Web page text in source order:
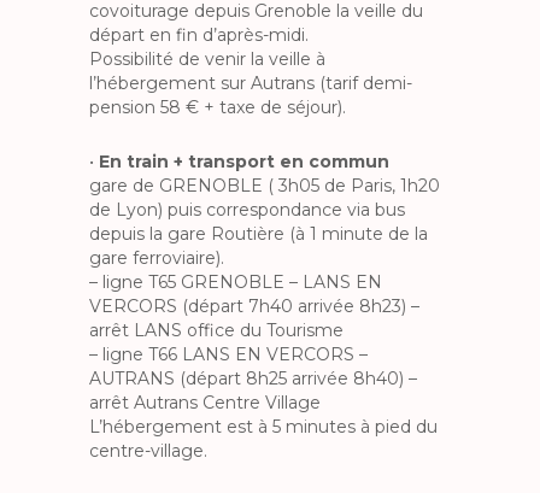
covoiturage depuis Grenoble la veille du
départ en fin d’après-midi.
Possibilité de venir la veille à
l’hébergement sur Autrans (tarif demi-
pension 58 € + taxe de séjour).
• En train + transport en commun
gare de GRENOBLE ( 3h05 de Paris, 1h20
de Lyon) puis correspondance via bus
depuis la gare Routière (à 1 minute de la
gare ferroviaire).
– ligne T65 GRENOBLE – LANS EN
VERCORS (départ 7h40 arrivée 8h23) –
arrêt LANS office du Tourisme
– ligne T66 LANS EN VERCORS –
AUTRANS (départ 8h25 arrivée 8h40) –
arrêt Autrans Centre Village
L’hébergement est à 5 minutes à pied du
centre-village.